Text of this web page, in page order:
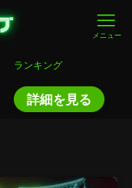
メニュー
ランキング
詳細を見る